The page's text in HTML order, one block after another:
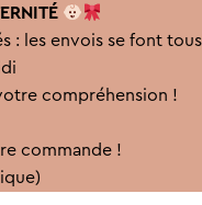
: les envois se font tous
compréhension !
commande !